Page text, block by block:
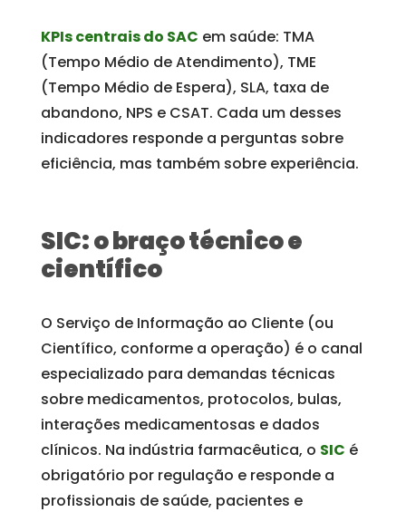
KPIs centrais do SAC em saúde: TMA
(Tempo Médio de Atendimento), TME
(Tempo Médio de Espera), SLA, taxa de
abandono, NPS e CSAT. Cada um desses
indicadores responde a perguntas sobre
eficiência, mas também sobre experiência.
SIC: o braço técnico e
científico
O Serviço de Informação ao Cliente (ou
Científico, conforme a operação) é o canal
especializado para demandas técnicas
sobre medicamentos, protocolos, bulas,
interações medicamentosas e dados
clínicos. Na indústria farmacêutica, o SIC é
obrigatório por regulação e responde a
profissionais de saúde, pacientes e